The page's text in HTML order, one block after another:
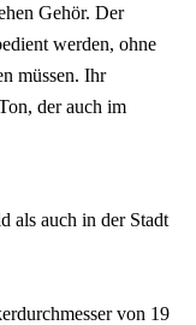
Gehör. Der
werden, ohne
müssen. Ihr
der auch im
als auch in der Stadt
von 19